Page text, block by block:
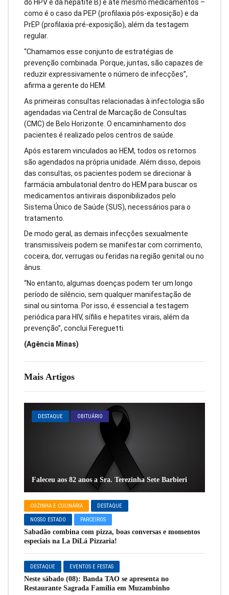
Mais Artigos
DESTAQUE OBITUÁRIO
Faleceu aos 82 anos a Sra. Terezinha Sete Barbieri
COZINHA E CULINÁRIA DESTAQUE
NOSSO ESTADO PARCEIROS
Sabadão combina com pizza, boas conversas e momentos
especiais na La DiLá Pizzaria!
DESTAQUE EVENTOS E FESTAS
Neste sábado (08): Banda TAO se apresenta no
Restaurante Sagrada Família em Muzambinho
do HPV e da hepatite B) e até mesmo medicamentos –
como é o caso da PEP (profilaxia pós-exposição) e da
PrEP (profilaxia pré-exposição), além da testagem
regular.
“Chamamos esse conjunto de estratégias de
prevenção combinada. Porque, juntas, são capazes de
reduzir expressivamente o número de infecções”,
afirma a gerente do HEM.
As primeiras consultas relacionadas à infectologia são
agendadas via Central de Marcação de Consultas
(CMC) de Belo Horizonte. O encaminhamento dos
pacientes é realizado pelos centros de saúde.
Após estarem vinculados ao HEM, todos os retornos
são agendados na própria unidade. Além disso, depois
das consultas, os pacientes podem se direcionar à
farmácia ambulatorial dentro do HEM para buscar os
medicamentos antivirais disponibilizados pelo
Sistema Único de Saúde (SUS), necessários para o
tratamento.
De modo geral, as demais infecções sexualmente
transmissíveis podem se manifestar com corrimento,
coceira, dor, verrugas ou feridas na região genital ou no
ânus.
“No entanto, algumas doenças podem ter um longo
período de silêncio, sem qualquer manifestação de
sinal ou sintoma. Por isso, é essencial a testagem
periódica para HIV, sífilis e hepatites virais, além da
prevenção”, conclui Fereguetti.
(Agência Minas)